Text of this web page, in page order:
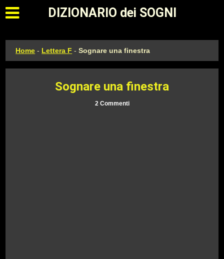
Apri il menu principale
DIZIONARIO dei SOGNI
Home - Lettera F -Sognare una finestra
Sognare una finestra
2 Commenti